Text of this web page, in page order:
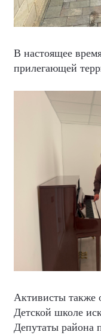
В настоящее
прилегающей
Активисты также
Детской школе
Депутаты района